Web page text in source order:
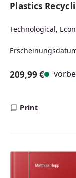
Plastics
Technological,
209,99 €
Print